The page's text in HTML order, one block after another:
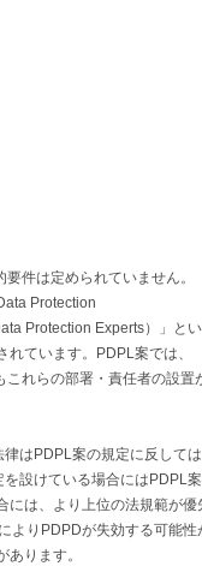
件は定められていません。
Protection
Protection Experts）」とい
ています。PDPL案では、
これらの部署・責任者の設置
はPDPL案の規定に反して
設けている場合にはPDPL
には、より上位の法規範が優
よりPDPDが失効する可能性
ります。